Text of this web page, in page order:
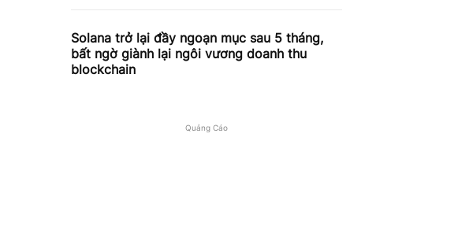
Solana trở lại đầy ngoạn mục sau 5 tháng,
bất ngờ giành lại ngôi vương doanh thu
blockchain
Quảng Cáo